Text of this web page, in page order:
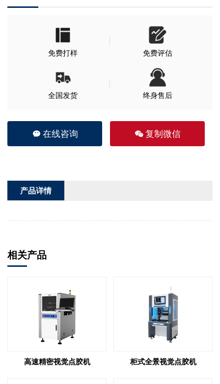
免费打样 免费评估
全国发货 终身售后
在线咨询 复制微信
产品详情
相关产品
高速精密视觉点胶机 柜式全景视觉点胶机